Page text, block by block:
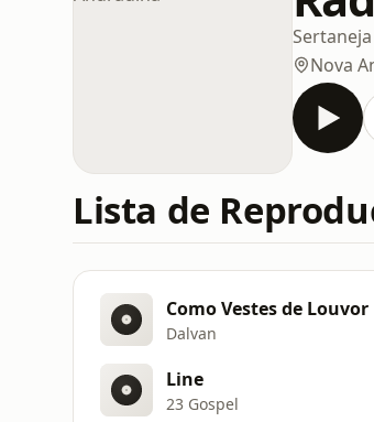
Sertaneja
Nova
Lista de
Como Vestes de Louvor
Dalvan
Line
23 Gospel